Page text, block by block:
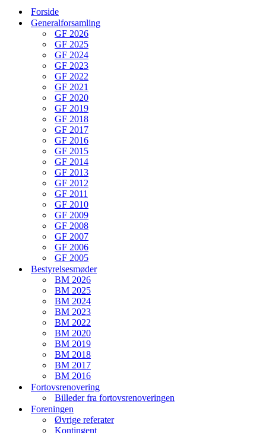
Forside
Generalforsamling
GF 2026
GF 2025
GF 2024
GF 2023
GF 2022
GF 2021
GF 2020
GF 2019
GF 2018
GF 2017
GF 2016
GF 2015
GF 2014
GF 2013
GF 2012
GF 2011
GF 2010
GF 2009
GF 2008
GF 2007
GF 2006
GF 2005
Bestyrelsesmøder
BM 2026
BM 2025
BM 2024
BM 2023
BM 2022
BM 2020
BM 2019
BM 2018
BM 2017
BM 2016
Fortovsrenovering
Billeder fra fortovsrenoveringen
Foreningen
Øvrige referater
Kontingent